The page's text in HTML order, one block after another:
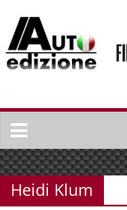
naar
inhoud
Auto
La
Gazetta
dell'Automobile
Heidi Klum